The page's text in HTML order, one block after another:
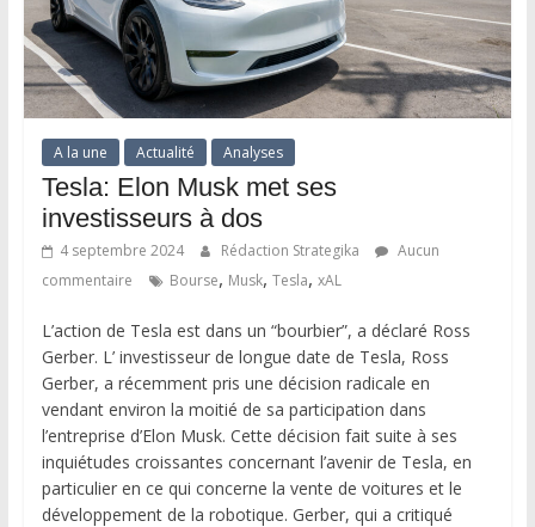
A la une Actualité Analyses
Tesla: Elon Musk met ses
investisseurs à dos
4 septembre 2024 Rédaction Strategika
Aucun
commentaire
Bourse, Musk, Tesla, xAL
L’action de Tesla est dans un “bourbier”, a déclaré Ross
Gerber. L’ investisseur de longue date de Tesla, Ross
Gerber, a récemment pris une décision radicale en
vendant environ la moitié de sa participation dans
l’entreprise d’Elon Musk. Cette décision fait suite à ses
inquiétudes croissantes concernant l’avenir de Tesla, en
particulier en ce qui concerne la vente de voitures et le
développement de la robotique. Gerber, qui a critiqué